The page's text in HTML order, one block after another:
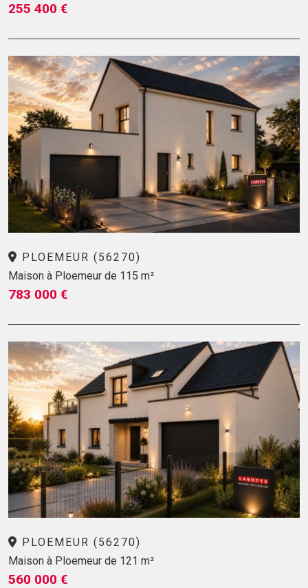
255 400 €
PLOEMEUR (56270)
Maison à Ploemeur de 115 m²
783 000 €
PLOEMEUR (56270)
Maison à Ploemeur de 121 m²
560 000 €